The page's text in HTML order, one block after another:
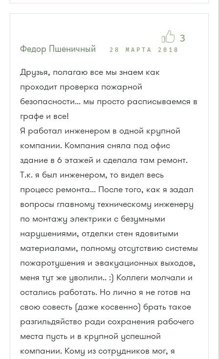
Федор Пшеничный 28 МАРТА 2018
Друзья, полагаю все мы знаем как
проходит проверка пожарной
безопасности... мы просто расписываемся в
графе и все!
Я работал инженером в одной крупной
компании. Компания сняла под офис
здание в 6 этажей и сделала там ремонт.
Т.к. я был инженером, то видел весь
процесс ремонта... После того, как я задал
вопросы главному техническому инженеру
по монтажу электрики с безумными
нарушениями, отделки стен ядовитыми
материалами, полному отсутствию системы
пожаротушения и эвакуационных выходов,
меня тут же уволили.. :) Коллеги молчали и
остались работать. Но лично я не готов на
свою совесть (даже косвенно) брать такое
разгильдяйство ради сохранения рабочего
места пусть и в крупной успешной
компании. Кому из сотрудников мог, я
3